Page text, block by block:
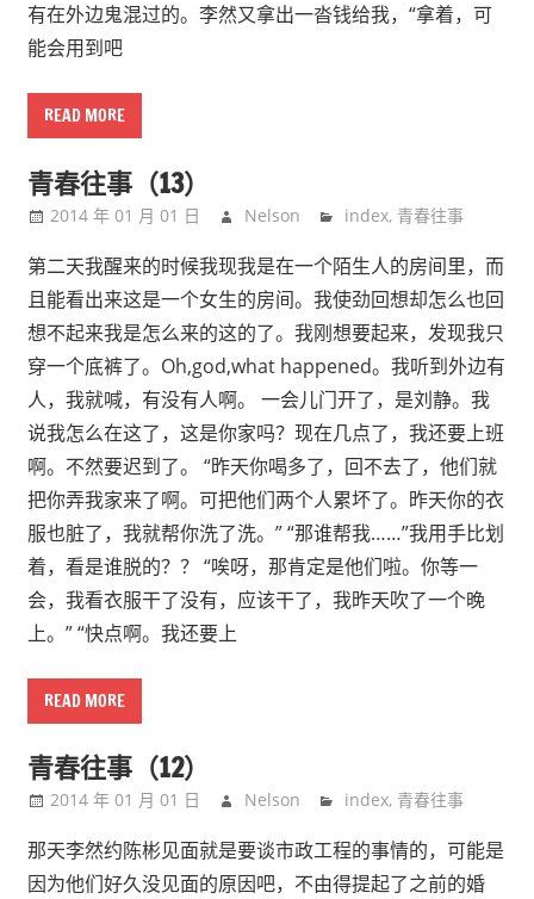
有在外边鬼混过的。李然又拿出一沓钱给我，“拿着，可
能会用到吧
READ MORE
青春往事（13）
2014 年 01 月 01 日 Nelson index, 青春往事
第二天我醒来的时候我现我是在一个陌生人的房间里，而
且能看出来这是一个女生的房间。我使劲回想却怎么也回
想不起来我是怎么来的这的了。我刚想要起来，发现我只
穿一个底裤了。Oh,god,what happened。我听到外边有
人，我就喊，有没有人啊。 一会儿门开了，是刘静。我
说我怎么在这了，这是你家吗？现在几点了，我还要上班
啊。不然要迟到了。 “昨天你喝多了，回不去了，他们就
把你弄我家来了啊。可把他们两个人累坏了。昨天你的衣
服也脏了，我就帮你洗了洗。” “那谁帮我……”我用手比划
着，看是谁脱的？？ “唉呀，那肯定是他们啦。你等一
会，我看衣服干了没有，应该干了，我昨天吹了一个晚
上。” “快点啊。我还要上
READ MORE
青春往事（12）
2014 年 01 月 01 日 Nelson index, 青春往事
那天李然约陈彬见面就是要谈市政工程的事情的，可能是
因为他们好久没见面的原因吧，不由得提起了之前的婚